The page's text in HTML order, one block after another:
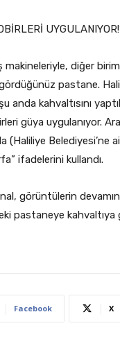
makineleriyle, diğer
pastane.
anda kahvaltısını
güya uygulanıyor.
(Haliliye Belediyesi’ne
ifadelerini kullandı.
görüntülerin
pastaneye
Facebook X